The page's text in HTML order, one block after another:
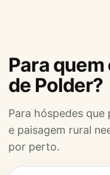
Para quem
de Polder?
Para hóspedes
e paisagem rural
por perto.